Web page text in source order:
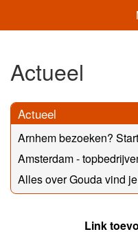
Actueel
Actueel
Arnhem bezoeken?
Amsterdam -
Alles over Gouda vind
Link